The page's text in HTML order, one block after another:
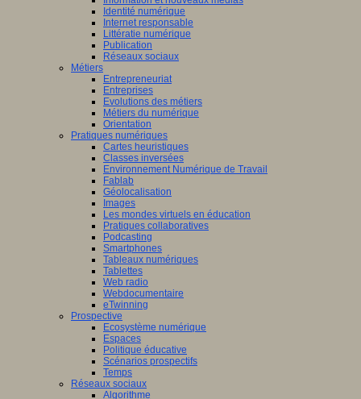
Identité numérique
Internet responsable
Littératie numérique
Publication
Réseaux sociaux
Métiers
Entrepreneuriat
Entreprises
Evolutions des métiers
Métiers du numérique
Orientation
Pratiques numériques
Cartes heuristiques
Classes inversées
Environnement Numérique de Travail
Fablab
Géolocalisation
Images
Les mondes virtuels en éducation
Pratiques collaboratives
Podcasting
Smartphones
Tableaux numériques
Tablettes
Web radio
Webdocumentaire
eTwinning
Prospective
Ecosystème numérique
Espaces
Politique éducative
Scénarios prospectifs
Temps
Réseaux sociaux
Algorithme